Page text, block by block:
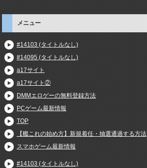
メニュー
#14103 (タイトルなし)
#14095 (タイトルなし)
a17サイト
a17サイト②
DMMエロゲーの無料登録方法
PCゲーム最新情報
TOP
【艦これの始め方】新規着任・抽選通過する方法
スマホゲーム最新情報
#14103 (タイトルなし)